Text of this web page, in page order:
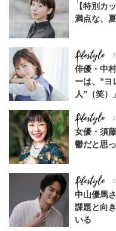
【特別カ
満点な、
Lifestyle
俳優・中
ーは、”ヨ
人”（笑）
Lifestyle
女優・須
鬱だと思
Lifestyle
中山優馬
課題と向
いる